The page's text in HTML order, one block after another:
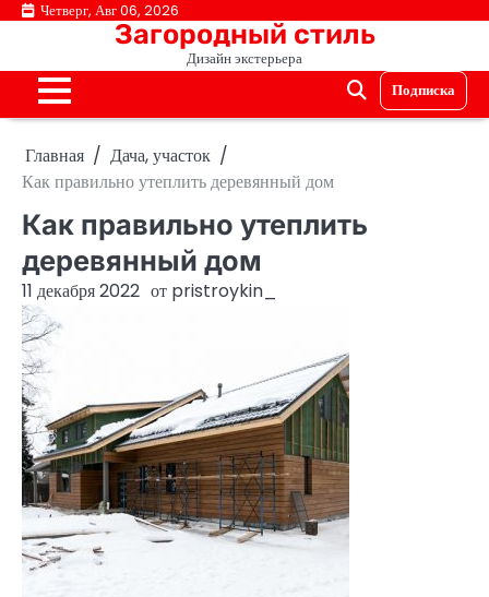
ПерейтиЧетверг, Авг 06, 2026
Загородный стиль
Дизайн экстерьера
Подписка
Главная
Дача, участок
Как правильно утеплить деревянный дом
Как правильно утеплить
деревянный дом
11 декабря 2022 от pristroykin_